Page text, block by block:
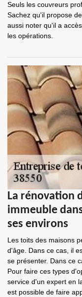
Seuls les couvreurs
Sachez qu'il propose
aussi noter qu'il a
les opérations.
La rénovation
immeuble
ses environs
Les toits des maisons
d'âge. Dans ce cas, il
se présenter. Dans ce
Pour faire ces types
service d'un expert en
est possible de faire